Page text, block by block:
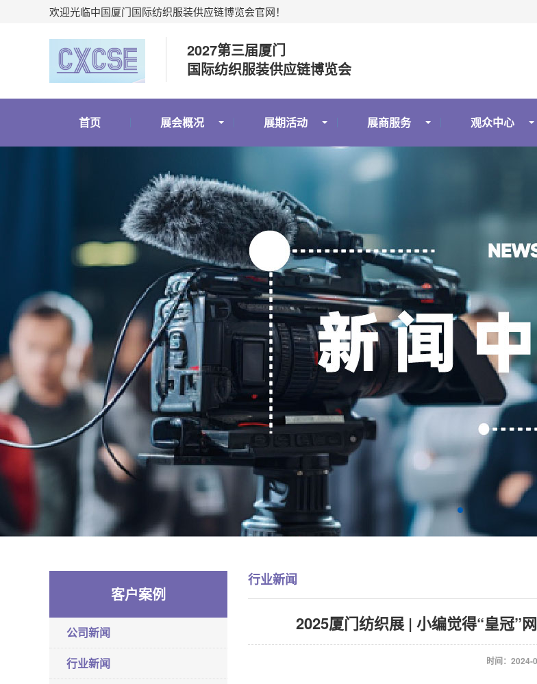
欢迎光临中国厦门国际纺织服装供应链博览会官网！
2027第三届厦门
国际纺织服装供应链博览会
首页 展会概况 展期活动 展商服务 观众中心
客户案例
公司新闻
行业新闻
行业新闻
2025厦门纺织展 | 小编觉得“皇冠”
时间：2024-